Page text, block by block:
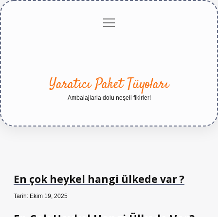
Gizlilikmenüyü
Yaratıcı Paket Tüyoları
Ambalajlarla dolu neşeli fikirler!
En çok heykel hangi ülkede var ?
Tarih: Ekim 19, 2025